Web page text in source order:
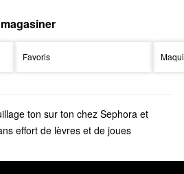
Favoris
ton sur ton chez Sephora et
effort de lèvres et de joues
d’espresso, de pêche et de